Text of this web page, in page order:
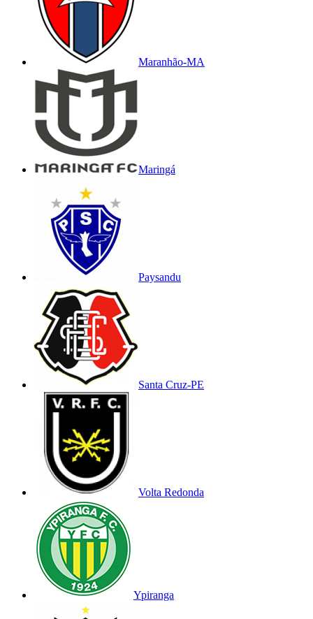
Maranhão-MA
Maringá
Paysandu
Santa Cruz-PE
Volta Redonda
Ypiranga